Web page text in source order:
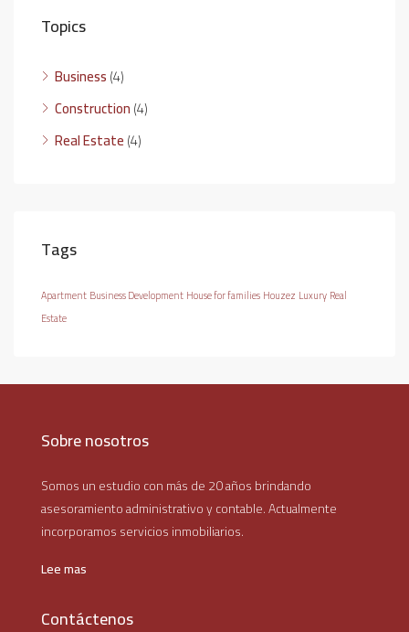
Topics
Business(4)
Construction(4)
Real Estate(4)
Tags
Apartment Business Development House for families Houzez Luxury Real
Estate
Sobre nosotros
Somos un estudio con más de 20 años brindando
asesoramiento administrativo y contable. Actualmente
incorporamos servicios inmobiliarios.
Lee mas
Contáctenos